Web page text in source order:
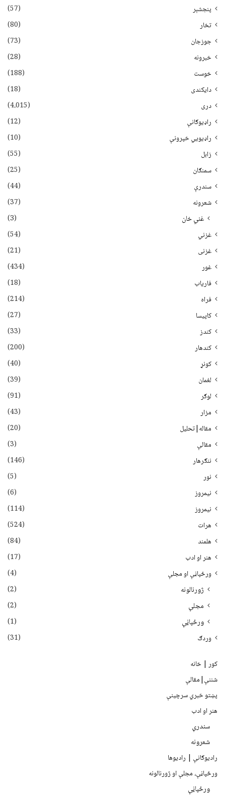
پنجشېر
(57)
تخار
(80)
جوزجان
(73)
خبرونه
(28)
خوست
(188)
دایکندی
(18)
دری
(4،015)
راډیوګانې
(12)
راډیويي خپرونې
(10)
زابل
(55)
سمنګان
(25)
سندرې
(44)
شعرونه
(37)
غني خان
(3)
غزني
(54)
غزنی
(21)
غور
(434)
فاریاب
(18)
فراه
(214)
کاپیسا
(27)
کندز
(33)
کندهار
(200)
کونړ
(40)
لغمان
(39)
لوګر
(91)
مزار
(43)
مقاله|تحلیل
(20)
مقالې
(3)
ننګرهار
(146)
نور
(5)
نيمروز
(6)
نیمروز
(114)
هرات
(524)
هلمند
(84)
هنر او ادب
(17)
ورځپاڼې او مجلې
(4)
ژورنالونه
(2)
مجلې
(2)
ورځپاڼې
(1)
وردګ
(31)
کور | خانه
شننې|مقالې
پښتو خبري سرچينې
هنر او ادب
سندرې
شعرونه
رادیوګانې | رادیوها
ورځپاڼې، مجلې او ژورنالونه
ورځپاڼې